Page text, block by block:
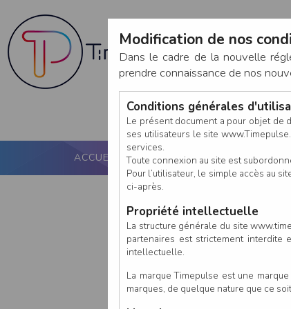
ACCUEIL PUCE ACTIVE NOS SERVICES
Modification de nos
Dans le cadre de la nouvelle
prendre connaissance de nos
Conditions générales
Le présent document a pour objet de
ses utilisateurs le site
services.
Toute connexion au site est
Pour l’utilisateur, le simple accès au
ci-après.
Propriété intellectuelle
La structure générale du site
partenaires est strictement interdite
intellectuelle.
La marque Timepulse est une
marques, de quelque nature que ce